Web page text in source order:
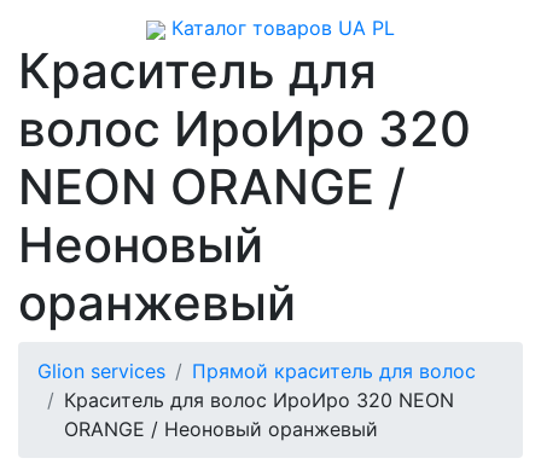
Каталог товаров UA PL
Краситель для
волос ИроИро 320
NEON ORANGE /
Неоновый
оранжевый
Glion services
Прямой краситель для волос
Краситель для волос ИроИро 320 NEON
ORANGE / Неоновый оранжевый